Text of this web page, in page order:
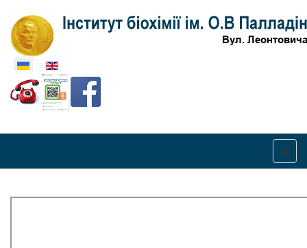
Оберіть свою мову